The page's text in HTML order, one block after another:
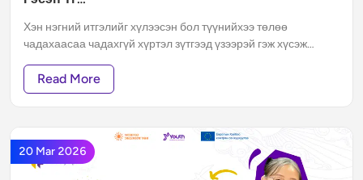
Хэн нэгний итгэлийг хүлээсэн бол түүнийхээ төлөө
чадахаасаа чадахгүй хүртэл зүтгээд үзээрэй гэж хүсэж
Read More
20 Mar 2026